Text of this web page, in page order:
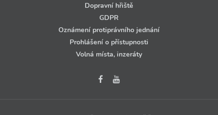
Dopravní hřiště
GDPR
Oznámení protiprávního jednání
Prohlášení o přístupnosti
Volná místa, inzeráty